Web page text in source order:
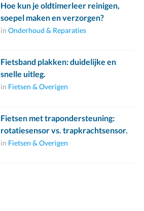
Hoe kun je oldtimerleer reinigen,
soepel maken en verzorgen?
in Onderhoud & Reparaties
Fietsband plakken: duidelijke en
snelle uitleg.
in Fietsen & Overigen
Fietsen met trapondersteuning:
rotatiesensor vs. trapkrachtsensor.
in Fietsen & Overigen